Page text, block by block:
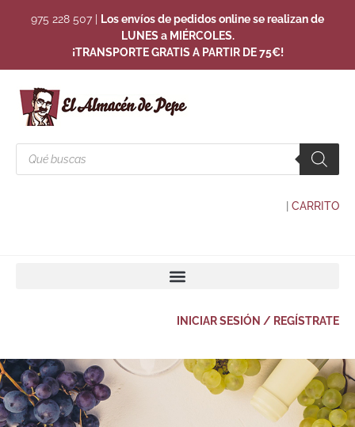
975 228 507
Los envíos de pedidos online se realizan de
LUNES a MIÉRCOLES.
¡TRANSPORTE GRATIS A PARTIR DE 75€!
CARRITO
INICIAR SESIÓN / REGÍSTRATE